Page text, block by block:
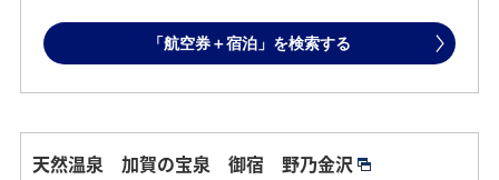
「航空券＋宿泊」を検索する
天然温泉 加賀の宝泉 御宿 野乃金沢